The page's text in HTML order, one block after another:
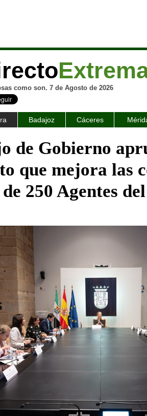
como son. 7 de Agosto de 2026
Badajoz Cáceres
de Gobierno
que mejora las
250 Agentes